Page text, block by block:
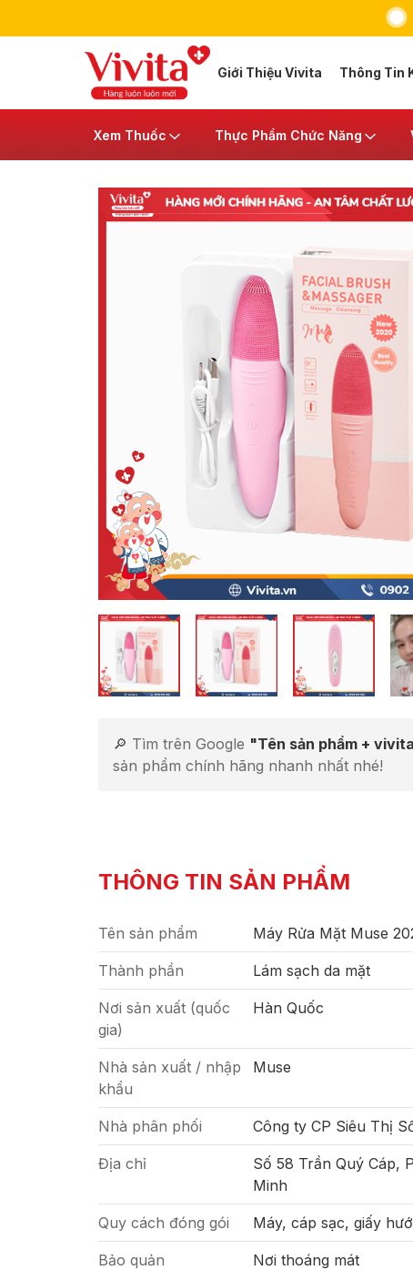
Giới Thiệu Vivita Thông Tin
Xem Thuốc Thực Phẩm Chức Năng
🔎 Tìm trên Google "Tên sản phẩm +
sản phẩm chính hãng nhanh nhất nhé!
THÔNG TIN SẢN PHẨM
Tên sản phẩm Máy Rửa Mặt Muse
Thành phần Lám sạch da mặt
Nơi sản xuất (quốc
gia)
Hàn Quốc
Nhà sản xuất / nhập
khẩu
Muse
Nhà phân phối Công ty CP Siêu Thị
Địa chỉ
Số 58 Trần Quý Cáp,
Minh
Quy cách đóng gói Máy, cáp sạc, giấy
Bảo quản Nơi thoáng mát